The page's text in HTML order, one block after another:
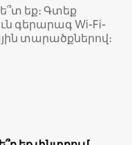
եք։ Գտեք
գերարագ Wi-Fi-
տարածքներով։